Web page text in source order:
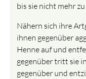
bis sie nicht mehr
Nähern sich ihre
ihnen gegenüber
Henne auf und
gegenüber tritt sie
gegenüber und